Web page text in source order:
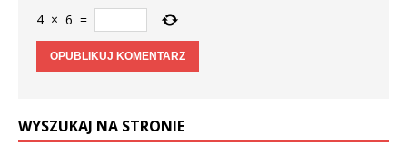
4 × 6 =
WYSZUKAJ NA STRONIE